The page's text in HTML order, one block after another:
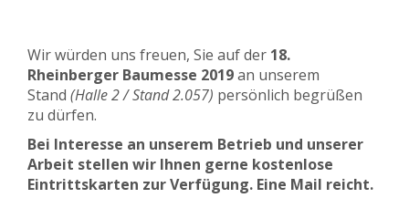
Wir würden uns freuen, Sie auf der 18.
Rheinberger Baumesse 2019an unserem
Stand (Halle 2 / Stand 2.057) persönlich begrüßen
zu dürfen.
Bei Interesse an unserem Betrieb und unserer
Arbeit stellen wir Ihnen gerne kostenlose
Eintrittskarten zur Verfügung. Eine Mail reicht.